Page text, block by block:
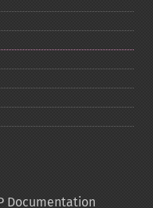
Documentation